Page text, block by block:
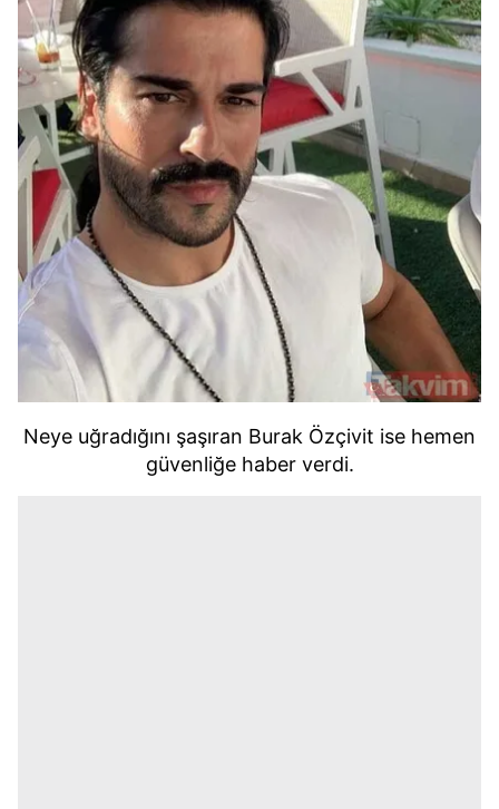
Neye uğradığını şaşıran Burak Özçivit ise hemen
güvenliğe haber verdi.